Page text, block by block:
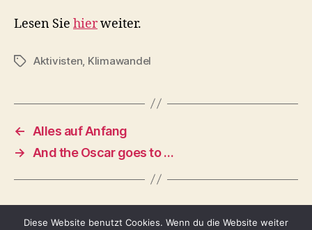
Lesen Sie hierweiter.
Schlagwörter
Aktivisten, Klimawandel
←
Alles auf Anfang
→
And the Oscar goes to …
Diese Website benutzt Cookies. Wenn du die Website weiter